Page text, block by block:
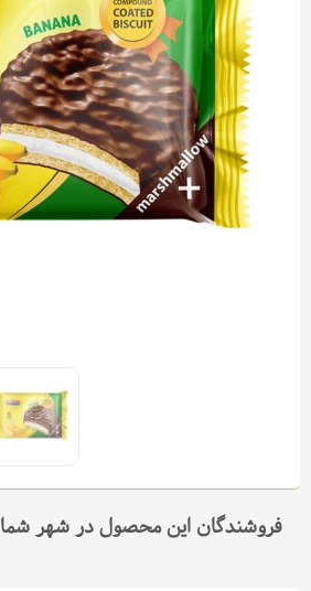
فروشندگان این محصول در شهر شما